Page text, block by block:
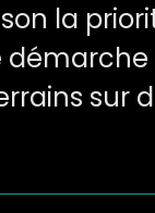
la
sur